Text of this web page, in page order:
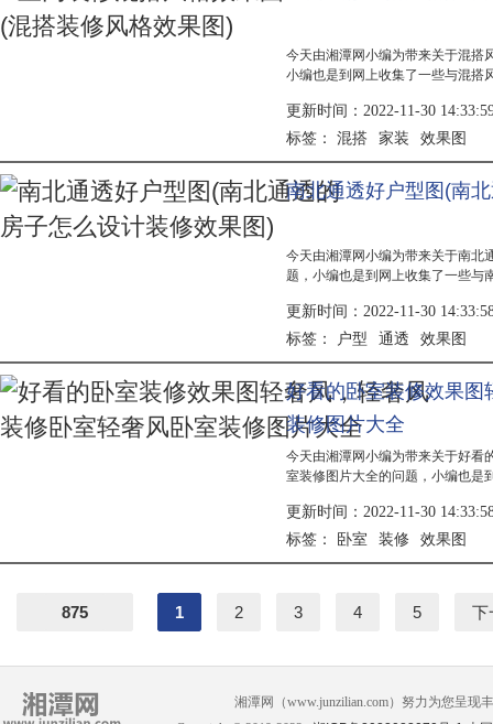
今天由湘潭网小编为带来关于混搭
小编也是到网上收集了一些与混搭
新鲜事物的画家，所以她采用了混
更新时间：2022-11-30
标签： 混搭 家装 效果图
南北通透好户型图(南
今天由湘潭网小编为带来关于南北
题，小编也是到网上收集了一些与
图2、在第一个通风的南北长户型
计。书房里...
更新时间：2022-11-30
标签：
户型 通透 效果图
好看的卧室装修效果图
装修图片大全
今天由湘潭网小编为带来关于好看
室装修图片大全的问题，小编也是
解答：1、轻奢卧室装修图片大全2
景墙对...
更新时间：2022-11-30
标签： 卧室 装修 效果图
875 1 2 3 4 5 下
湘潭网（www.junzilian.com）努力为您呈现